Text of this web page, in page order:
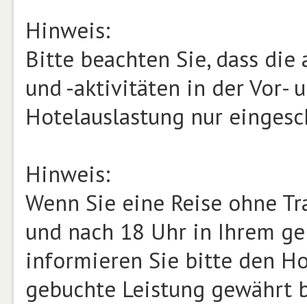
Hinweis:
Bitte beachten Sie, dass
und -aktivitäten in der Vor-
Hotelauslastung nur
Hinweis:
Wenn Sie eine Reise ohne
und nach 18 Uhr in Ihrem
informieren Sie bitte den
gebuchte Leistung gewährt